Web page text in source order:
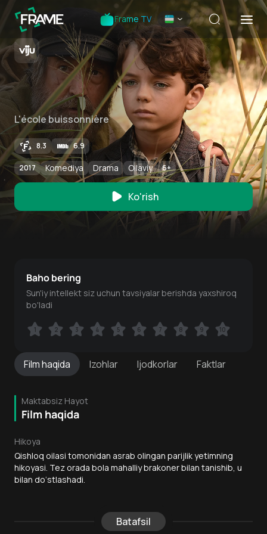
Frame TV
L'école buissonnière
8.3 6.9
2017 Komediya Drama Oilaviy 6+
Ko'rish
Filmhaqida Izohlar Ijodkorlar Faktlar
Maktabsiz Hayot
Film haqida
Hikoya
Qishloq oilasi tomonidan asrab olingan parijlik yetimning
hikoyasi. Tez orada bola mahalliy brakoner bilan tanishib, u
bilan do‘stlashadi.
Batafsil
Baho bering
Sun'iy intellekt siz uchun tavsiyalar berishda yaxshiroq
bo'ladi
1 2 3 4 5 6 7 8 9 10
1 2 3 4 5 6 7 8 9 10